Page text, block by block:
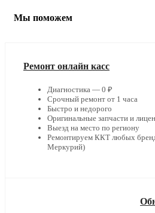
Мы поможем
Ремонт онлайн касс
Диагностика — 0 ₽
Срочный ремонт от 1 часа
Быстро и недорого
Оригинальные запчасти и
Выезд на место по региону
Ремонтируем ККТ любых
Меркурий)